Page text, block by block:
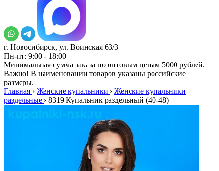
г. Новосибирск, ул. Воинская 63/3
Пн-пт: 9:00 - 18:00
Минимальная сумма заказа по оптовым ценам 5000 рублей.
Важно! В наименовании товаров указаны российские
размеры.
Главная › Женские купальники › Женские купальники
раздельные › 8319 Купальник раздельный (40-48)